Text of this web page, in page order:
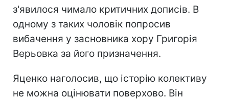
з'явилося чимало критичних дописів. В
одному з таких чоловік попросив
вибачення у засновника хору Григорія
Верьовка за його призначення.
Яценко наголосив, що історію колективу
не можна оцінювати поверхово. Він